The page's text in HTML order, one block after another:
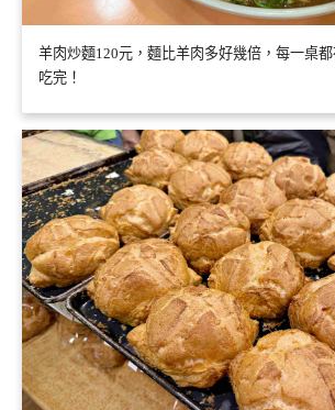
羊肉炒麵120元，麵比羊肉多好幾倍，每一桌
吃完！